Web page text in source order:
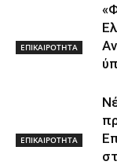
ΕΠΙΚΑΙΡΟΤΗΤΑ
ΕΠΙΚΑΙΡΟΤΗΤΑ